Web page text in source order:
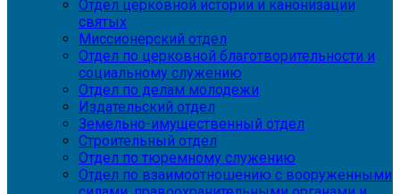
Отдел церковной истории и канонизации
святых
Миссионерский отдел
Отдел по церковной благотворительности и
социальному служению
Отдел по делам молодежи
Издательский отдел
Земельно-имущественный отдел
Строительный отдел
Отдел по тюремному служению
Отдел по взаимоотношению с вооруженными